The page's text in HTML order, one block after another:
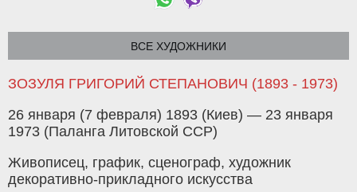
ВСЕ ХУДОЖНИКИ
ЗОЗУЛЯ ГРИГОРИЙ СТЕПАНОВИЧ (1893 - 1973)
26 января (7 февраля) 1893 (Киев) — 23 января
1973 (Паланга Литовской ССР)
Живописец, график, сценограф, художник
декоративно-прикладного искусства